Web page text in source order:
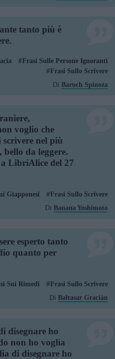
tanto più è
Frasi Sulle Persone Ignoranti
Frasi Sullo Scrivere
Di Baruch Spinoza
voglio che
nel più
bello da leggere.
LibriAlice del 27
Giapponesi
Frasi Sullo Scrivere
Di Banana Yoshimoto
esperto tanto
quanto per
Sui Rimedi
Frasi Sullo Scrivere
Di Baltasar Gracián
disegnare ho
non ho voglia
di disegnare ho